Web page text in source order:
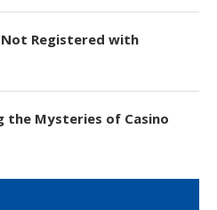
Not Registered with
the Mysteries of Casino